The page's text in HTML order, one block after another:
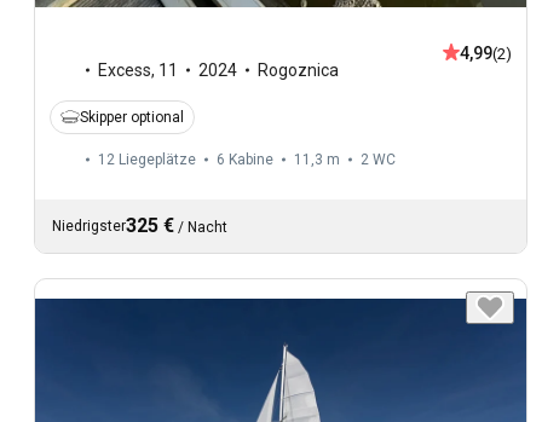
Excess, 11 2024 Rogoznica
4,99(2)
Skipper optional
12 Liegeplätze 6 Kabine 11,3 m 2 WC
Niedrigster325 € / Nacht